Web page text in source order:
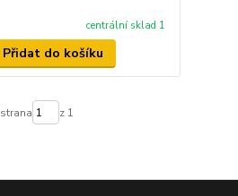
centrální sklad 1
Přidat do košíku
strana z 1